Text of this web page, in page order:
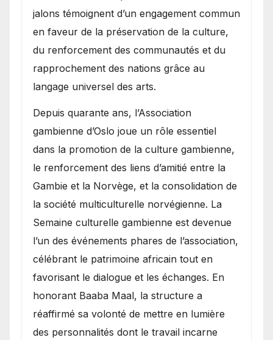
jalons témoignent d’un engagement commun
en faveur de la préservation de la culture,
du renforcement des communautés et du
rapprochement des nations grâce au
langage universel des arts.
​Depuis quarante ans, l’Association
gambienne d’Oslo joue un rôle essentiel
dans la promotion de la culture gambienne,
le renforcement des liens d’amitié entre la
Gambie et la Norvège, et la consolidation de
la société multiculturelle norvégienne. La
Semaine culturelle gambienne est devenue
l’un des événements phares de l’association,
célébrant le patrimoine africain tout en
favorisant le dialogue et les échanges. En
honorant Baaba Maal, la structure a
réaffirmé sa volonté de mettre en lumière
des personnalités dont le travail incarne